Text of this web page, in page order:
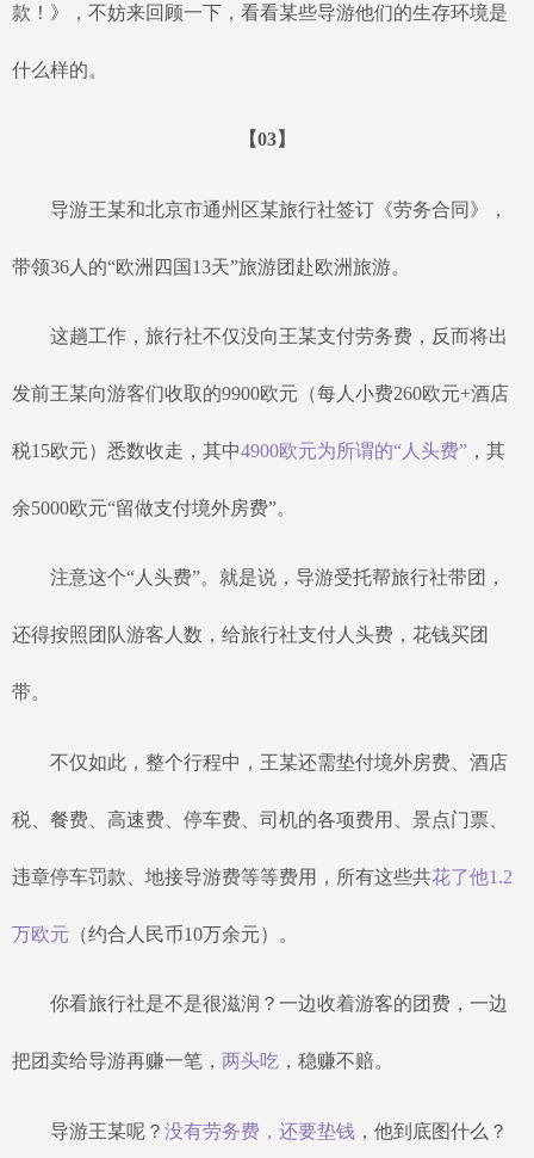
款！》，不妨来回顾一下，看看某些导游他们的生存环境是
什么样的。
【03】
导游王某和北京市通州区某旅行社签订《劳务合同》，
带领36人的“欧洲四国13天”旅游团赴欧洲旅游。
这趟工作，旅行社不仅没向王某支付劳务费，反而将出
发前王某向游客们收取的9900欧元（每人小费260欧元+酒店
税15欧元）悉数收走，其中4900欧元为所谓的“人头费” ，其
余5000欧元“留做支付境外房费”。
注意这个“人头费”。就是说，导游受托帮旅行社带团，
还得按照团队游客人数，给旅行社支付人头费，花钱买团
带。
不仅如此，整个行程中，王某还需垫付境外房费、酒店
税、餐费、高速费、停车费、司机的各项费用、景点门票、
违章停车罚款、地接导游费等等费用，所有这些共花了他1.2
万欧元 （约合人民币10万余元）。
你看旅行社是不是很滋润？一边收着游客的团费，一边
把团卖给导游再赚一笔， 两头吃 ，稳赚不赔。
导游王某呢？ 没有劳务费，还要垫钱 ，他到底图什么？